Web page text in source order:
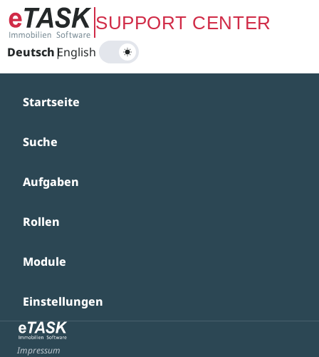
Zum Hauptinhalt springenSUPPORT CENTER
Deutsch|
English
Startseite
Suche
Aufgaben
Rollen
Module
Einstellungen
Impressum